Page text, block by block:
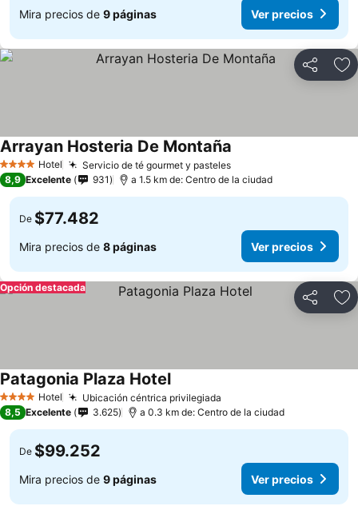
Mira precios de 9 páginas Ver precios
Compartir
4 EstrellasHotel Servicio de té gourmet y pasteles
Arrayan Hosteria De Montaña
8,9 Excelente 931 a 1.5 km de: Centro de la ciudad
De $77.482
Mira precios de 8 páginas Ver precios
Compartir
Opción destacada
4 EstrellasHotel Ubicación céntrica privilegiada
Patagonia Plaza Hotel
8,5 Excelente 3.625 a 0.3 km de: Centro de la ciudad
De $99.252
Mira precios de 9 páginas Ver precios